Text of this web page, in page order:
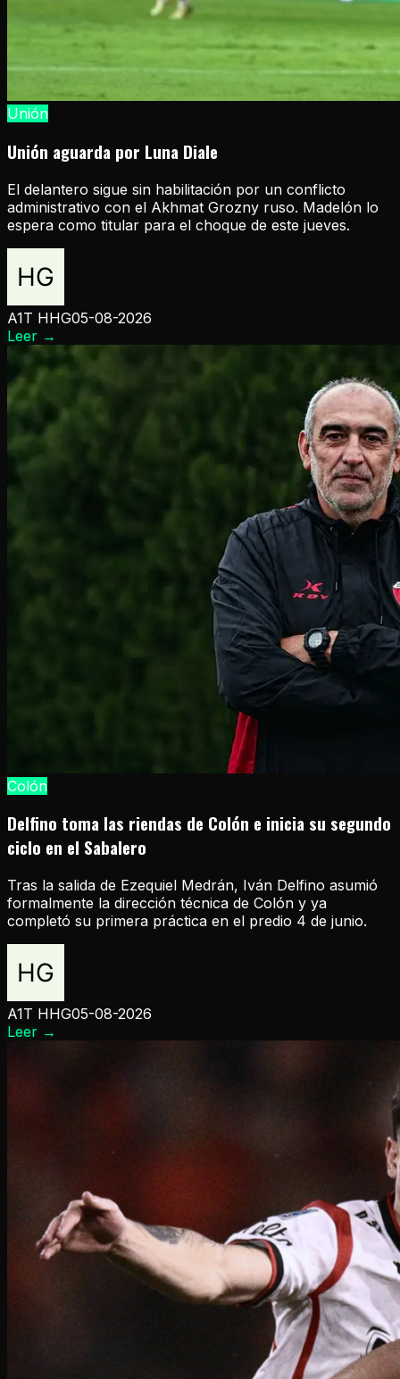
Unión
Unión aguarda por Luna Diale
El delantero sigue sin habilitación por un conflicto
administrativo con el Akhmat Grozny ruso. Madelón lo
espera como titular para el choque de este jueves.
A1T HHG05-08-2026
Leer →
Colón
Delfino toma las riendas de Colón e inicia su segundo
ciclo en el Sabalero
Tras la salida de Ezequiel Medrán, Iván Delfino asumió
formalmente la dirección técnica de Colón y ya
completó su primera práctica en el predio 4 de junio.
A1T HHG05-08-2026
Leer →